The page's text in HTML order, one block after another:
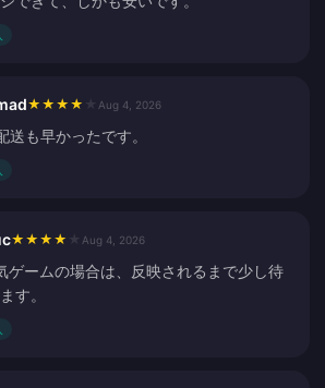
★ ★ ★ ★ Aug 4, 2026
送も早かったです。
★ ★ ★ ★ Aug 4, 2026
ゲームの場合は、反映されるまで少し待
す。